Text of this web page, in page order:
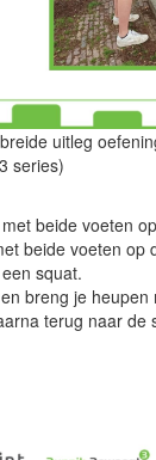
uitleg
series)
beide voeten
beide voeten op
squat.
breng je heupen
terug naar de